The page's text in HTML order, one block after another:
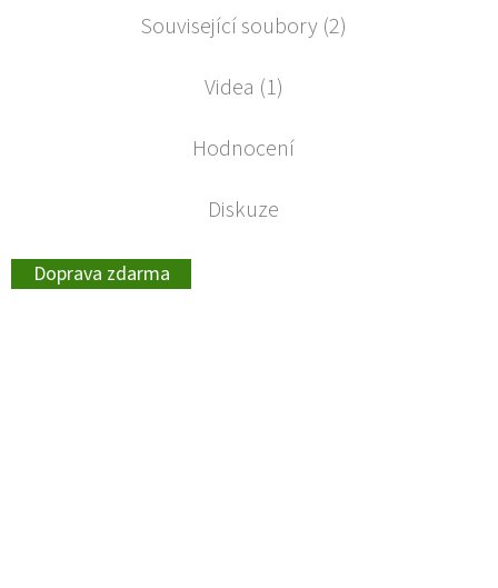
Související soubory (2)
Videa (1)
Hodnocení
Diskuze
Doprava zdarma